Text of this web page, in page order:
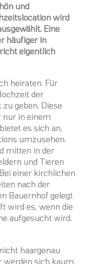
und
wird
Eine
häufiger in
eigentlich
heiraten. Für
der
geben. Diese
nur in einem
es sich an,
umzusehen.
mitten in der
und Tieren
einer kirchlichen
nach der
Bauernhof gelegt
wird es, wenn die
aufgesucht wird.
haargenau
werden sich kaum